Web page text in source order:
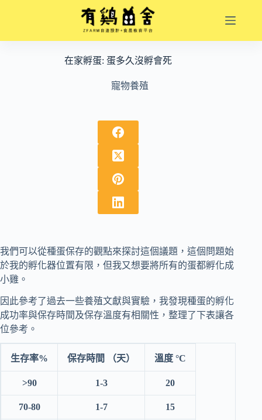
在家孵蛋: 蛋多久沒孵會死
寵物養殖
我們可以從種蛋保存的觀點來探討這個議題，這個問題始
於我的孵化器位置有限，但我又想要將所有的蛋都孵化成
小雞。
因此參考了過去一些養殖文獻與實驗，我發現種蛋的孵化
成功率與保存時間及保存溫度有相關性，整理了下表讓各
位參考。
生存率% 保存時間 （天） 溫度 °C
>90 1-3 20
70-80 1-7 15